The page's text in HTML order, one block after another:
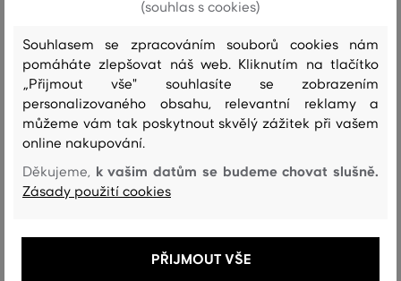
Velikost je o něco menší, než nosím
Velikost odpovídá velikosti, kterou
běžně nosím
9
Velikost je o něco větší, než nosím 2
Velikost je o hodně větší, než
nosím
0
Barva
Velikost:
Jak sedí: Velikost odpovídá velikosti, kterou
(souhlas s cookies)
Souhlasem se zpracováním souborů cookies nám
pomáháte zlepšovat náš web. Kliknutím na tlačítko
„Přijmout vše" souhlasíte se zobrazením
personalizovaného obsahu, relevantní reklamy a
můžeme vám tak poskytnout skvělý zážitek při vašem
online nakupování.
Děkujeme, k vašim datům se budeme chovat slušně.
Zásady použití cookies
PŘIJMOUT VŠE